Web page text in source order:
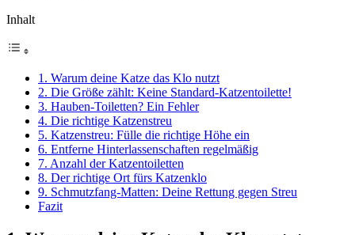
Inhalt
1. Warum deine Katze das Klo nutzt
2. Die Größe zählt: Keine Standard-Katzentoilette!
3. Hauben-Toiletten? Ein Fehler
4. Die richtige Katzenstreu
5. Katzenstreu: Fülle die richtige Höhe ein
6. Entferne Hinterlassenschaften regelmäßig
7. Anzahl der Katzentoiletten
8. Der richtige Ort fürs Katzenklo
9. Schmutzfang-Matten: Deine Rettung gegen Streu
Fazit